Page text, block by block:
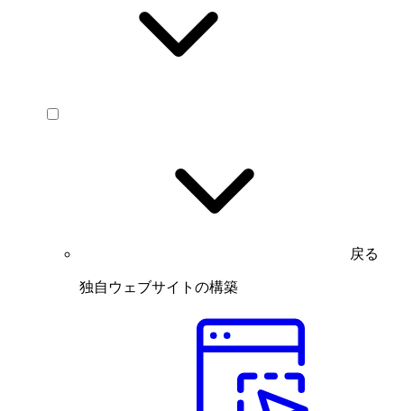
戻る
独自ウェブサイトの構築